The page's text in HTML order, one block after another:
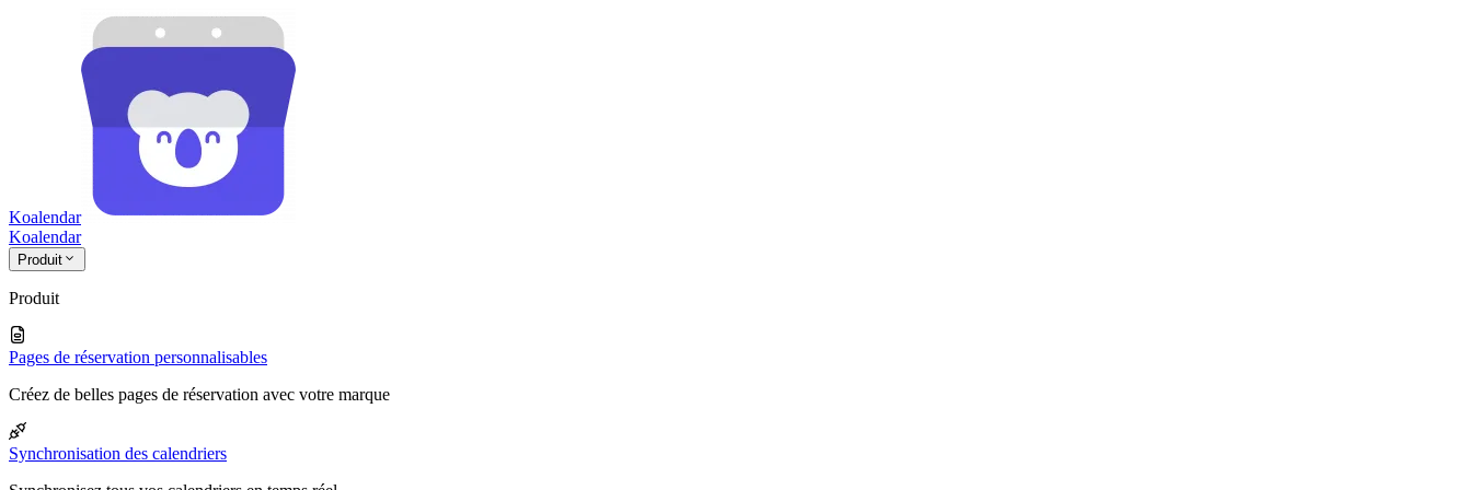
Koalendar
Koalendar
Produit
Produit
Pages de réservation personnalisables
Créez de belles pages de réservation avec votre marque
Synchronisation des calendriers